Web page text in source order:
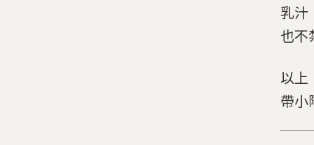
乳汁
也不
以上
帶小